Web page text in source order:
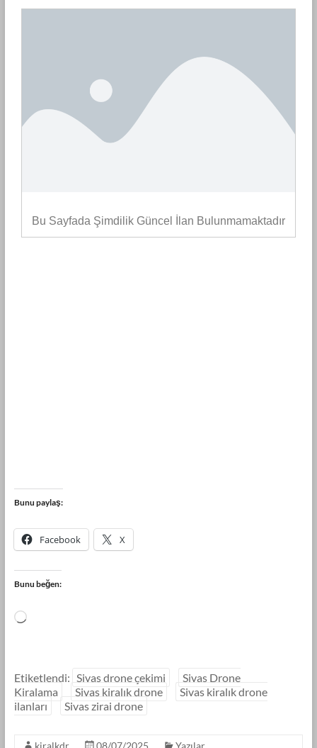
Bu Sayfada Şimdilik Güncel İlan Bulunmamaktadır
Bunu paylaş:
Facebook X
Bunu beğen:
Etiketlendi: Sivas drone çekimi
Sivas Drone
Kiralama
Sivas kiralık drone
Sivas kiralık drone
ilanları
Sivas zirai drone
kiralkdr 08/07/2025 Yazılar